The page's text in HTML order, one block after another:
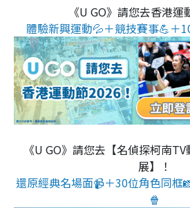
《U GO》請您去香港運
體驗新興運動💦＋競技賽事💪＋
《U GO》請您去【名偵探柯南
展】！
還原經典名場面📹＋30位角色同框
🍿